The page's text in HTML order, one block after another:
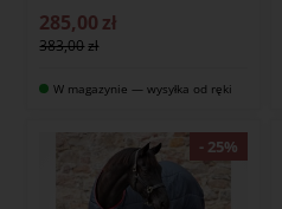
285,00 zł
383,00
W magazynie — wysyłka od ręki